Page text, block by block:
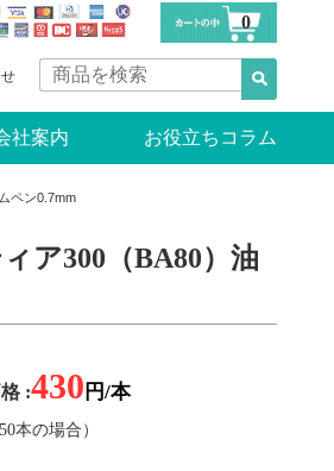
0
社案内 お役立ちコラム
ペン0.7mm
ア300（BA80）油
:430 円/本
50本の場合）